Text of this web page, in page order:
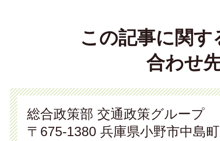
この記事に関す
合わせ
総合政策部 交通政策グループ
〒675-1380 兵庫県小野市中島